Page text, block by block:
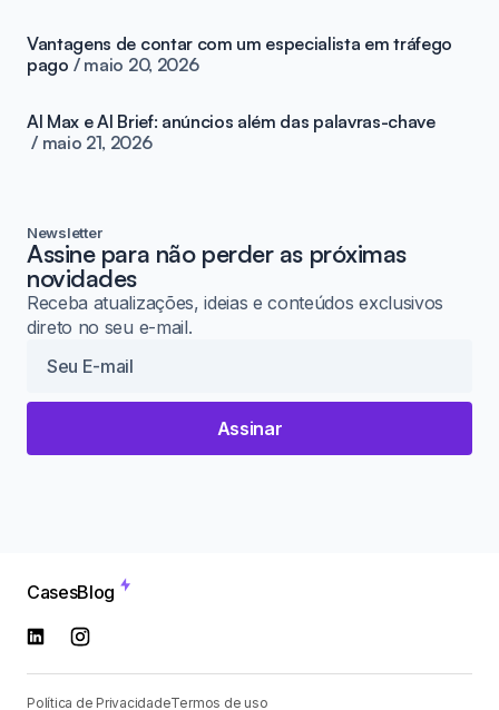
Vantagens de contar com um especialista em tráfego
pago
maio 20, 2026
AI Max e AI Brief: anúncios além das palavras-chave
maio 21, 2026
Newsletter
Assine para não perder as próximas
novidades
Receba atualizações, ideias e conteúdos exclusivos
direto no seu e-mail.
Assinar
CasesBlog
Política de PrivacidadeTermos de uso